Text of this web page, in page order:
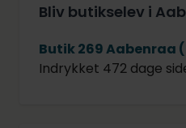
Bliv butikselev i
Butik 269 Aabenraa
Indrykket 472 dage